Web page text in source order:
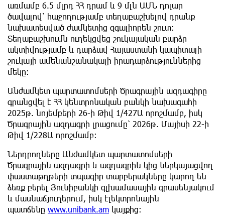
առմամբ 6.5 մլրդ ՀՀ դրամ և 9 մլն ԱՄՆ դոլար
ծավալով՝ հաջողությամբ տեղաբաշխելով դրանք
նախատեսված ժամկետից զգալիորեն շուտ։
Տեղաբաշխումն ուղեկցվեց շուկայական բարձր
ակտիվությամբ և դարձավ Հայաստանի կապիտալի
շուկայի ամենանշանակալի իրադարձություններից
մեկը։
Անժամկետ պարտատոմսերի Ծրագրային ազդագիրը
գրանցվել է ՀՀ կենտրոնական բանկի նախագահի
2025թ. նոյեմբերի 26-ի Թիվ 1/427Ա որոշմամբ, իսկ
Ծրագրային ազդագրի լրացումը՝ 2026թ. Մայիսի 22-ի
Թիվ 1/228Ա որոշմամբ:
Ներդրողները Անժամկետ պարտատոմսերի
Ծրագրային ազդագրի և ազդագրին կից ներկայացվող
փաստաթղթերի տպագիր տարբերակները կարող են
ձեռք բերել Յունիբանկի գլխամասային գրասենյակում
և մասնաճյուղերում, իսկ էլեկտրոնային
պատճենը www.unibank.am կայքից: